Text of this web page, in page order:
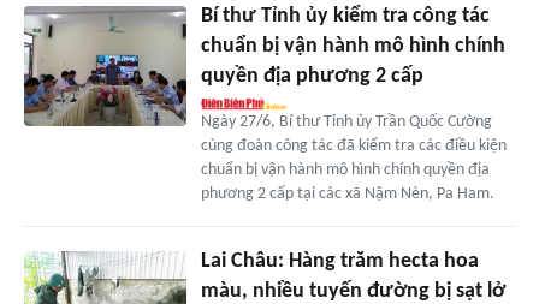
Bí thư Tỉnh ủy kiểm tra công tác
chuẩn bị vận hành mô hình chính
quyền địa phương 2 cấp
Ngày 27/6, Bí thư Tỉnh ủy Trần Quốc Cường
cùng đoàn công tác đã kiểm tra các điều kiện
chuẩn bị vận hành mô hình chính quyền địa
phương 2 cấp tại các xã Nậm Nèn, Pa Ham.
Lai Châu: Hàng trăm hecta hoa
màu, nhiều tuyến đường bị sạt lở